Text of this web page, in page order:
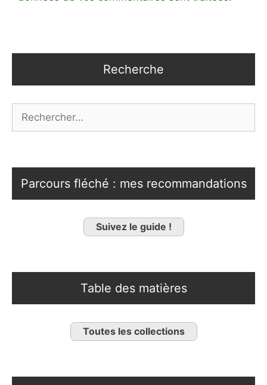
Recherche
Parcours fléché : mes recommandations
Suivez le guide !
Table des matières
Toutes les collections